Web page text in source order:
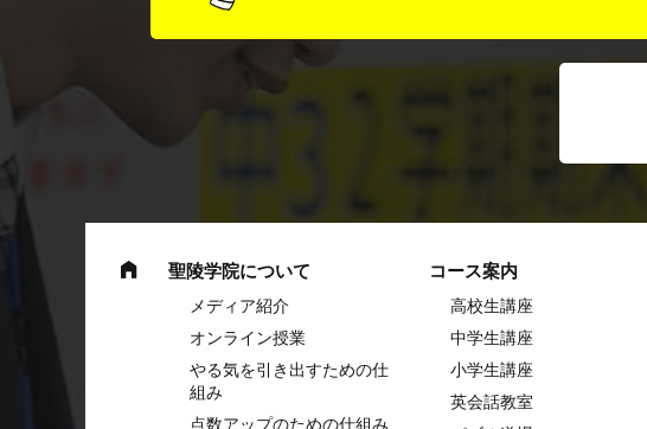
聖陵学院について
メディア紹介
オンライン授業
やる気を引き出すための仕
組み
点数アップのための仕組み
コース案内
高校生講座
中学⽣講座
⼩学⽣講座
英会話教室